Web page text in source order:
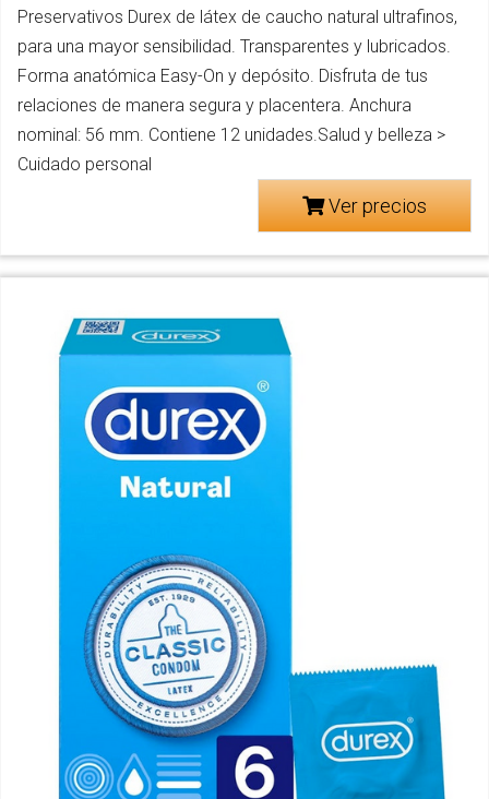
Preservativos Durex de látex de caucho natural ultrafinos,
para una mayor sensibilidad. Transparentes y lubricados.
Forma anatómica Easy-On y depósito. Disfruta de tus
relaciones de manera segura y placentera. Anchura
nominal: 56 mm. Contiene 12 unidades.Salud y belleza >
Cuidado personal
Ver precios